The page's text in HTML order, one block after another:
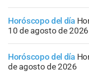
Horóscopo del día
10 de agosto de 2026
Horóscopo del día
de agosto de 2026